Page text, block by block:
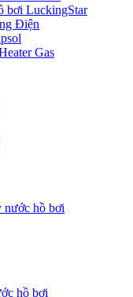
bơi LuckingStar
Điện
Gas
nước hồ bơi
hồ bơi